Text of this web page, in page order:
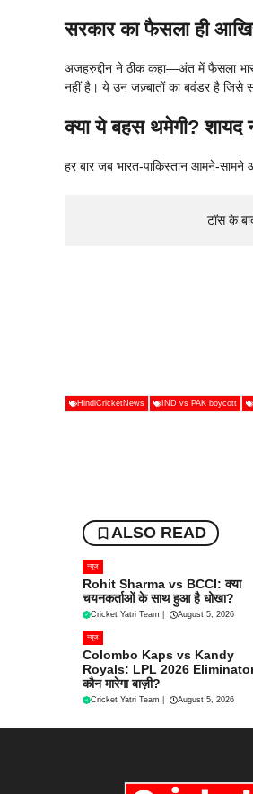
सरकार का फैसला ही
अजहरुद्दीन ने ठीक कहा—अंत में फैसला
नहीं है। ये उन जज़्बातों का बवंडर है जिसे
क्या ये बहस थमेगी? शायद
हर बार जब भारत-पाकिस्तान आमने-
टॉस के
HindiCricketNews IND vs PAK boycott
ALSO READ
न्यूज
Rohit Sharma vs BCCI: क्या
चयनकर्ताओं के साथ हुआ है धोखा?
Cricket Yatri Team August 5, 2026
न्यूज
Colombo Kaps vs Kandy
Royals: LPL 2026
कौन मारेगा बाज़ी?
Cricket Yatri Team August 5, 2026